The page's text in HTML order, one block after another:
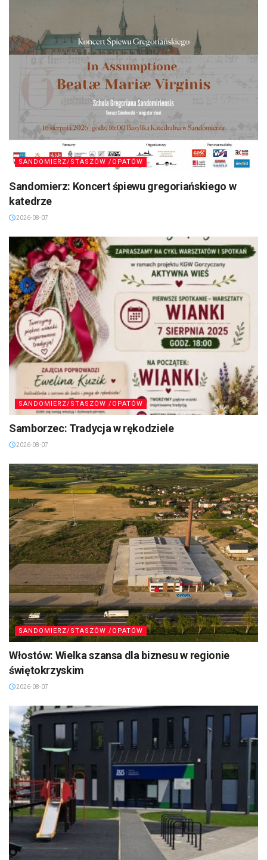
SANDOMIERZ/STASZÓW /OPATÓW
Sandomierz: Koncert śpiewu gregoriańskiego w
katedrze
2026-08-07
SANDOMIERZ/STASZÓW /OPATÓW
Samborzec: Tradycja w rękodziele
2026-08-07
SANDOMIERZ/STASZÓW /OPATÓW
Włostów: Wielka szansa dla biznesu w regionie
świętokrzyskim
2026-08-07